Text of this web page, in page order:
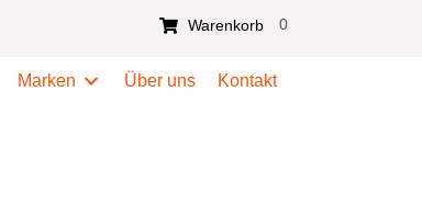
Warenkorb 0
Marken Über uns Kontakt